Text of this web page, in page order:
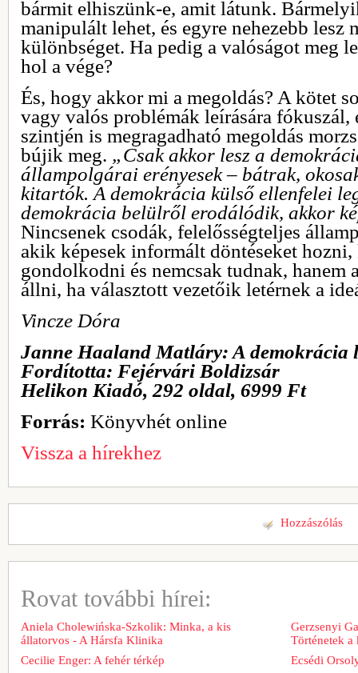
bármit elhiszünk-e, amit látunk.
manipulált lehet, és egyre nehezebb lesz
különbséget. Ha pedig a valóságot meg
hol a vége?
És, hogy akkor mi a megoldás? A kötet
vagy valós problémák leírására fókuszál,
szintjén is megragadható megoldás
bújik meg. „Csak akkor lesz a
állampolgárai erényesek – bátrak,
kitartók. A demokrácia külső ellenfelei
demokrácia belülről erodálódik, akkor
Nincsenek csodák, felelősségteljes
akik képesek informált döntéseket
gondolkodni és nemcsak tudnak, hanem
állni, ha választott vezetőik letérnek a
Vincze Dóra
Janne Haaland Matláry: A demokrácia
Fordította: Fejérvári Boldizsár
Helikon Kiadó, 292 oldal, 6999 Ft
Forrás: Könyvhét online
Vissza a hírekhez
Hozzászólás
Rovat további hírei:
Aniela Cholewińska-Szkolik: Minka, a kis
állatorvos - A Hársfa Klinika
Cecilie Enger: A fehér térkép
Gerzsenyi
Történetek
Ecsédi